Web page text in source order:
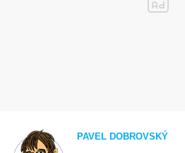
PAVEL DOBROVSKÝ